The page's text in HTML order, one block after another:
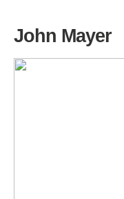
John Mayer